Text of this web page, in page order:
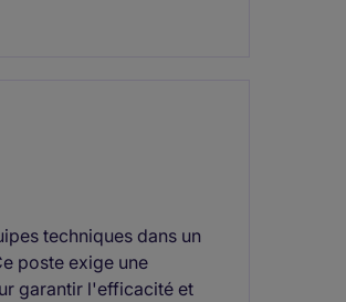
techniques dans un
poste exige une
garantir l'efficacité et